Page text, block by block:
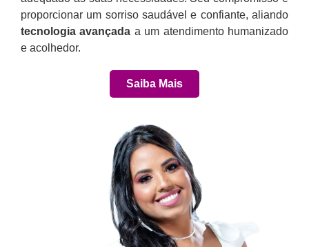
proporcionar um sorriso saudável e confiante, aliando
tecnologia avançada a um atendimento humanizado
e acolhedor.
Saiba Mais